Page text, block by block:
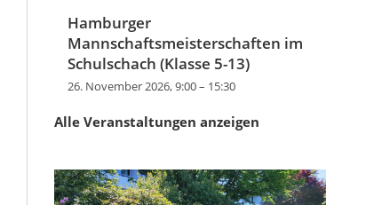
Hamburger
Mannschaftsmeisterschaften im
Schulschach (Klasse 5-13)
26. November 2026, 9:00– 15:30
Alle Veranstaltungen anzeigen